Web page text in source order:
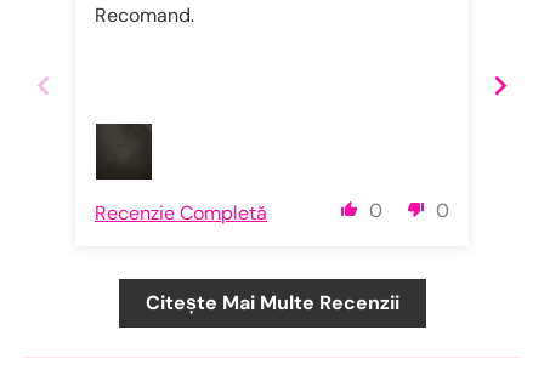
Recomand.
0 0
Recenzie Completă
Citește Mai Multe Recenzii